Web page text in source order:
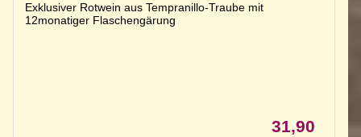
Exklusiver Rotwein aus Tempranillo-Traube mit
12monatiger Flaschengärung
31,90